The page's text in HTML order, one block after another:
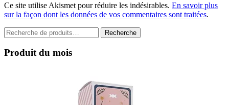
Ce site utilise Akismet pour réduire les indésirables. En savoir plus
sur la façon dont les données de vos commentaires sont traitées.
Recherche
pour :
Recherche
Produit du mois